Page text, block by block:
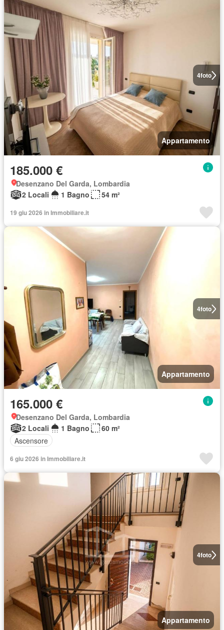
4foto
Appartamento
185.000 €
Desenzano Del Garda, Lombardia
2 Locali
1 Bagno 54 m²
19 giu 2026 in Immobiliare.it
4foto
Appartamento
165.000 €
Desenzano Del Garda, Lombardia
2 Locali
1 Bagno
60 m²
Ascensore
6 giu 2026 in Immobiliare.it
4foto
Appartamento